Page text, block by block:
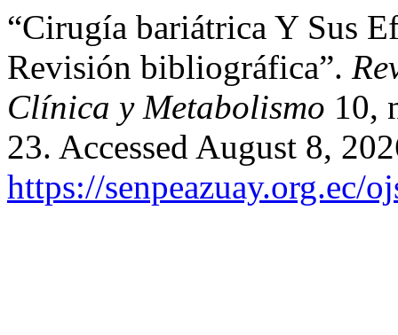
“Cirugía bariátrica Y Sus
Revisión bibliográfica”.
Clínica y Metabolismo 10,
23. Accessed August 8,
https://senpeazuay.org.ec/